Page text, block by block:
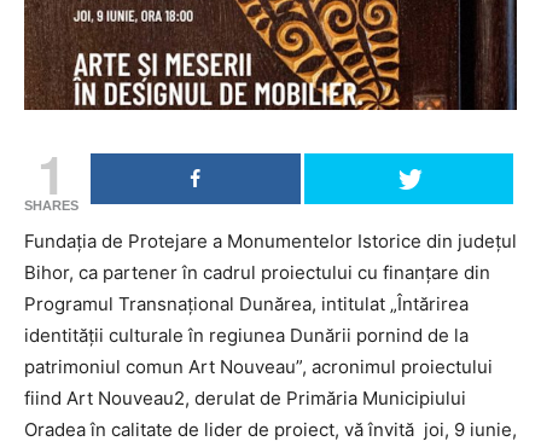
1
SHARES
Fundația de Protejare a Monumentelor Istorice din judeţul
Bihor, ca partener în cadrul proiectului cu finanțare din
Programul Transnațional Dunărea, intitulat „Întărirea
identității culturale în regiunea Dunării pornind de la
patrimoniul comun Art Nouveau”, acronimul proiectului
fiind Art Nouveau2, derulat de Primăria Municipiului
Oradea în calitate de lider de proiect, vă învită joi, 9 iunie,